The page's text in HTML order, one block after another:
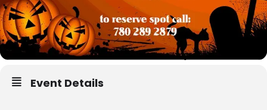
Event Details